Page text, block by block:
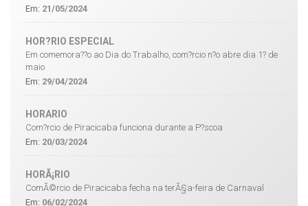
Em: 21/05/2024
HOR?RIO ESPECIAL
Em comemora??o ao Dia do Trabalho, com?rcio n?o abre dia 1? de
maio
Em: 29/04/2024
HORARIO
Com?rcio de Piracicaba funciona durante a P?scoa
Em: 20/03/2024
HORÃ¡RIO
ComÃ©rcio de Piracicaba fecha na terÃ§a-feira de Carnaval
Em: 06/02/2024